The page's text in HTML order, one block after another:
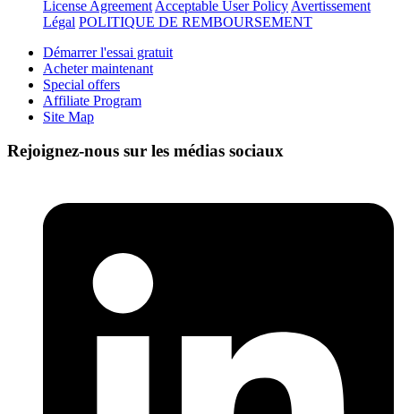
License Agreement Acceptable User Policy Avertissement
Légal POLITIQUE DE REMBOURSEMENT
Démarrer l'essai gratuit
Acheter maintenant
Special offers
Affiliate Program
Site Map
Rejoignez-nous sur les médias sociaux